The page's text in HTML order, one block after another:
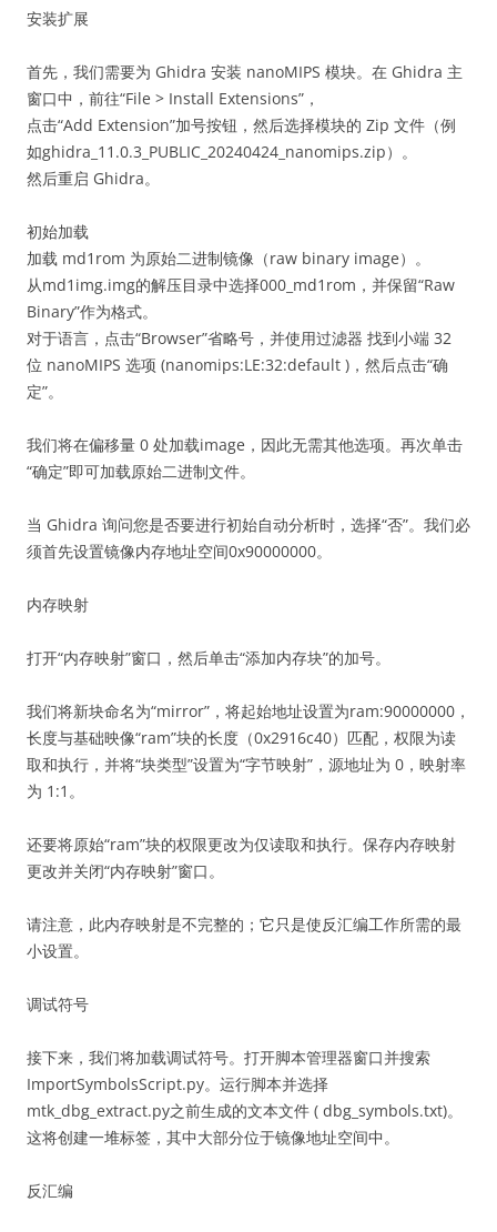
安装扩展
首先，我们需要为 Ghidra 安装 nanoMIPS 模块。在 Ghidra 主
窗口中，前往“File > Install Extensions”，
点击“Add Extension”加号按钮，然后选择模块的 Zip 文件（例
如ghidra_11.0.3_PUBLIC_20240424_nanomips.zip）。
然后重启 Ghidra。
初始加载
加载 md1rom 为原始二进制镜像（raw binary image）。
从md1img.img的解压目录中选择000_md1rom，并保留“Raw
Binary”作为格式。
对于语言，点击“Browser”省略号，并使用过滤器 找到小端 32
位 nanoMIPS 选项 (nanomips:LE:32:default )，然后点击“确
定”。
我们将在偏移量 0 处加载image，因此无需其他选项。再次单击
“确定”即可加载原始二进制文件。
当 Ghidra 询问您是否要进行初始自动分析时，选择“否”。我们必
须首先设置镜像内存地址空间0x90000000。
内存映射
打开“内存映射”窗口，然后单击“添加内存块”的加号。
我们将新块命名为“mirror”，将起始地址设置为ram:90000000，
长度与基础映像“ram”块的长度（0x2916c40）匹配，权限为读
取和执行，并将“块类型”设置为“字节映射”，源地址为 0，映射率
为 1:1。
还要将原始“ram”块的权限更改为仅读取和执行。保存内存映射
更改并关闭“内存映射”窗口。
请注意，此内存映射是不完整的；它只是使反汇编工作所需的最
小设置。
调试符号
接下来，我们将加载调试符号。打开脚本管理器窗口并搜索
ImportSymbolsScript.py。运行脚本并选择
mtk_dbg_extract.py之前生成的文本文件 ( dbg_symbols.txt)。
这将创建一堆标签，其中大部分位于镜像地址空间中。
反汇编